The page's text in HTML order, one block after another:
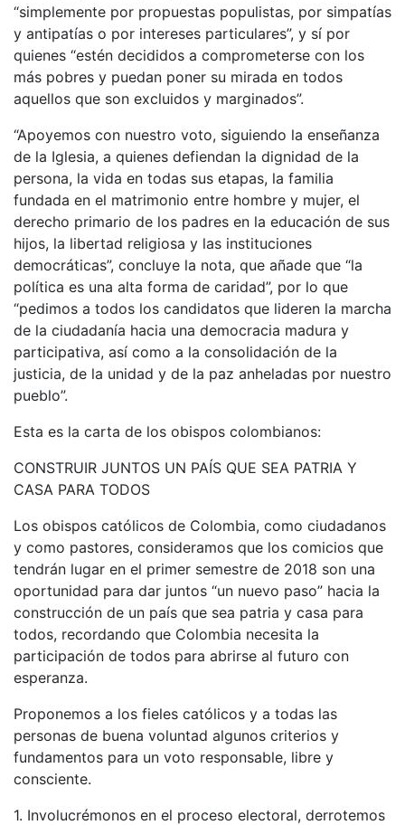
“simplemente por propuestas populistas, por simpatías
y antipatías o por intereses particulares”, y sí por
quienes “estén decididos a comprometerse con los
más pobres y puedan poner su mirada en todos
aquellos que son excluidos y marginados”.
“Apoyemos con nuestro voto, siguiendo la enseñanza
de la Iglesia, a quienes defiendan la dignidad de la
persona, la vida en todas sus etapas, la familia
fundada en el matrimonio entre hombre y mujer, el
derecho primario de los padres en la educación de sus
hijos, la libertad religiosa y las instituciones
democráticas”, concluye la nota, que añade que “la
política es una alta forma de caridad”, por lo que
“pedimos a todos los candidatos que lideren la marcha
de la ciudadanía hacia una democracia madura y
participativa, así como a la consolidación de la
justicia, de la unidad y de la paz anheladas por nuestro
pueblo”.
Esta es la carta de los obispos colombianos:
CONSTRUIR JUNTOS UN PAÍS QUE SEA PATRIA Y
CASA PARA TODOS
Los obispos católicos de Colombia, como ciudadanos
y como pastores, consideramos que los comicios que
tendrán lugar en el primer semestre de 2018 son una
oportunidad para dar juntos “un nuevo paso” hacia la
construcción de un país que sea patria y casa para
todos, recordando que Colombia necesita la
participación de todos para abrirse al futuro con
esperanza.
Proponemos a los fieles católicos y a todas las
personas de buena voluntad algunos criterios y
fundamentos para un voto responsable, libre y
consciente.
1. Involucrémonos en el proceso electoral, derrotemos